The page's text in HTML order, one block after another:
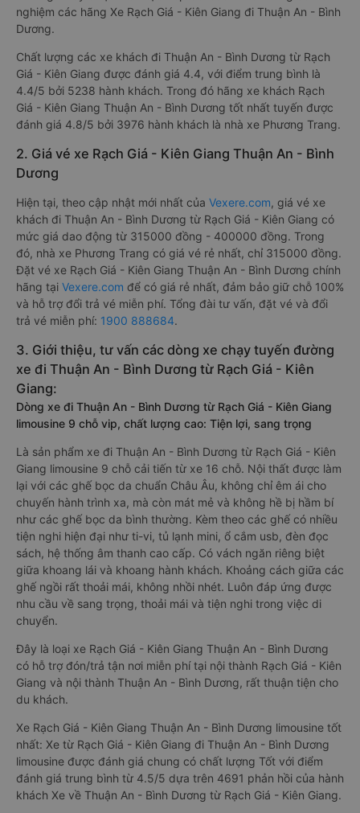
nghiệm các hãng Xe Rạch Giá - Kiên Giang đi Thuận An - Bình
Dương.
Chất lượng các xe khách đi Thuận An - Bình Dương từ Rạch
Giá - Kiên Giang được đánh giá 4.4, với điểm trung bình là
4.4/5 bởi 5238 hành khách. Trong đó hãng xe khách Rạch
Giá - Kiên Giang Thuận An - Bình Dương tốt nhất tuyến được
đánh giá 4.8/5 bởi 3976 hành khách là nhà xe Phương Trang.
2. Giá vé xe Rạch Giá - Kiên Giang Thuận An - Bình
Dương
Hiện tại, theo cập nhật mới nhất của Vexere.com, giá vé xe
khách đi Thuận An - Bình Dương từ Rạch Giá - Kiên Giang có
mức giá dao động từ 315000 đồng - 400000 đồng. Trong
đó, nhà xe Phương Trang có giá vé rẻ nhất, chỉ 315000 đồng.
Đặt vé xe Rạch Giá - Kiên Giang Thuận An - Bình Dương chính
hãng tại Vexere.com để có giá rẻ nhất, đảm bảo giữ chỗ 100%
và hỗ trợ đổi trả vé miễn phí. Tổng đài tư vấn, đặt vé và đổi
trả vé miễn phí: 1900 888684.
3. Giới thiệu, tư vấn các dòng xe chạy tuyến đường
xe đi Thuận An - Bình Dương từ Rạch Giá - Kiên
Giang:
Dòng xe đi Thuận An - Bình Dương từ Rạch Giá - Kiên Giang
limousine 9 chỗ vip, chất lượng cao: Tiện lợi, sang trọng
Là sản phẩm xe đi Thuận An - Bình Dương từ Rạch Giá - Kiên
Giang limousine 9 chỗ cải tiến từ xe 16 chỗ. Nội thất được làm
lại với các ghế bọc da chuẩn Châu Âu, không chỉ êm ái cho
chuyến hành trình xa, mà còn mát mẻ và không hề bị hầm bí
như các ghế bọc da bình thường. Kèm theo các ghế có nhiều
tiện nghi hiện đại như ti-vi, tủ lạnh mini, ổ cắm usb, đèn đọc
sách, hệ thống âm thanh cao cấp. Có vách ngăn riêng biệt
giữa khoang lái và khoang hành khách. Khoảng cách giữa các
ghế ngồi rất thoải mái, không nhồi nhét. Luôn đáp ứng được
nhu cầu về sang trọng, thoải mái và tiện nghi trong việc di
chuyển.
Đây là loại xe Rạch Giá - Kiên Giang Thuận An - Bình Dương
có hỗ trợ đón/trả tận nơi miễn phí tại nội thành Rạch Giá - Kiên
Giang và nội thành Thuận An - Bình Dương, rất thuận tiện cho
du khách.
Xe Rạch Giá - Kiên Giang Thuận An - Bình Dương limousine tốt
nhất: Xe từ Rạch Giá - Kiên Giang đi Thuận An - Bình Dương
limousine được đánh giá chung có chất lượng Tốt với điểm
đánh giá trung bình từ 4.5/5 dựa trên 4691 phản hồi của hành
khách Xe về Thuận An - Bình Dương từ Rạch Giá - Kiên Giang.